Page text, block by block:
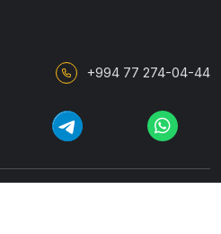
+994 77 274-04-44